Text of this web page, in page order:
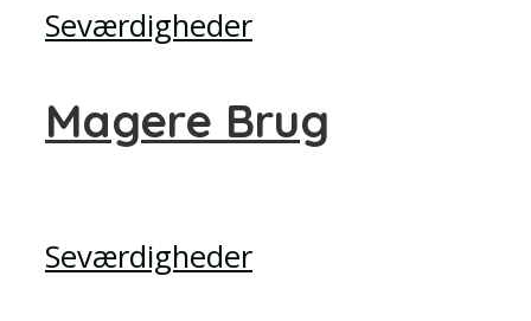
Seværdigheder
Magere Brug
Seværdigheder